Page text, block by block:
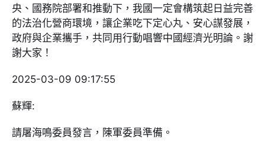
央、國務院部署和推動下，我國一定會構筑起日益完善
的法治化營商環境，讓企業吃下定心丸、安心謀發展，
政府與企業攜手，共同用行動唱響中國經濟光明論。謝
謝大家！
2025-03-09 09:17:55
蘇輝:
請屠海鳴委員發言，陳軍委員準備。